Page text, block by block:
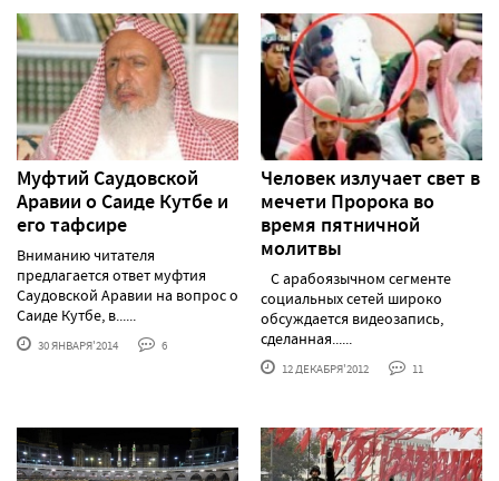
Муфтий Саудовской
Аравии о Саиде Кутбе и
его тафсире
Вниманию читателя
предлагается ответ муфтия
Саудовской Аравии на вопрос о
Саиде Кутбе, в......
30 ЯНВАРЯ'2014 6
Человек излучает свет в
мечети Пророка во
время пятничной
молитвы
С арабоязычном сегменте
социальных сетей широко
обсуждается видеозапись,
сделанная......
12 ДЕКАБРЯ'2012 11